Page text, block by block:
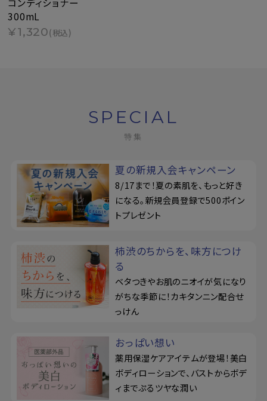
300mL
¥1,320(税込)
SPECIAL
特集
夏の新規入会キャンペーン
8/17まで！夏の素肌を、もっと好き
になる。新規会員登録で500ポイン
トプレゼント
柿渋のちからを、味方につけ
る
ベタつきやお肌のニオイが気になり
がちな季節に！カキタンニン配合せ
っけん
おっぱい想い
薬用保湿ケアアイテムが登場！美白
ボディローションで、バストからボデ
ィまでぷるツヤな潤い